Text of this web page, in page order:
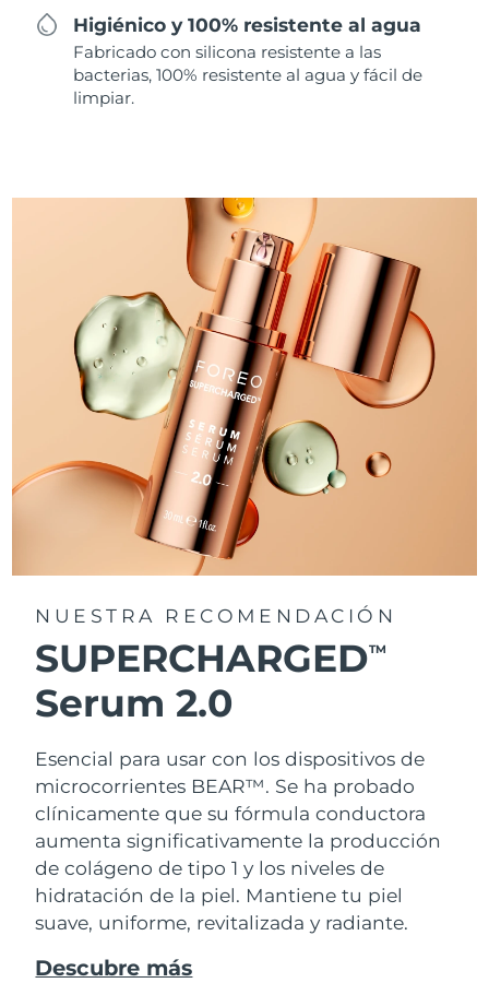
Higiénico y 100% resistente al agua
Fabricado con silicona resistente a las
bacterias, 100% resistente al agua y fácil de
limpiar.
NUESTRA RECOMENDACIÓN
SUPERCHARGEDTM
Serum 2.0
Esencial para usar con los dispositivos de
microcorrientes BEAR™. Se ha probado
clínicamente que su fórmula conductora
aumenta significativamente la producción
de colágeno de tipo 1 y los niveles de
hidratación de la piel. Mantiene tu piel
suave, uniforme, revitalizada y radiante.
Descubre más